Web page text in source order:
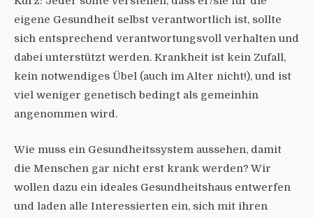
eigene Gesundheit selbst verantwortlich ist, sollte
sich entsprechend verantwortungsvoll verhalten und
dabei unterstützt werden. Krankheit ist kein Zufall,
kein notwendiges Übel (auch im Alter nicht!), und ist
viel weniger genetisch bedingt als gemeinhin
angenommen wird.
Wie muss ein Gesundheitssystem aussehen, damit
die Menschen gar nicht erst krank werden? Wir
wollen dazu ein ideales Gesundheitshaus entwerfen
und laden alle Interessierten ein, sich mit ihren